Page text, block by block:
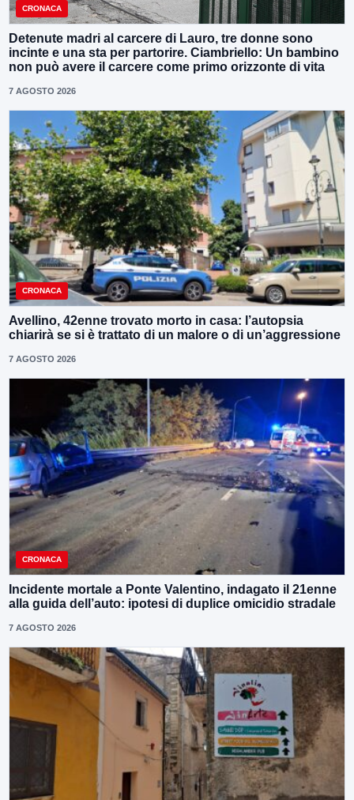
CRONACA
Detenute madri al carcere di Lauro, tre donne sono
incinte e una sta per partorire. Ciambriello: Un bambino
non può avere il carcere come primo orizzonte di vita
7 AGOSTO 2026
CRONACA
Avellino, 42enne trovato morto in casa: l’autopsia
chiarirà se si è trattato di un malore o di un’aggressione
7 AGOSTO 2026
CRONACA
Incidente mortale a Ponte Valentino, indagato il 21enne
alla guida dell’auto: ipotesi di duplice omicidio stradale
7 AGOSTO 2026